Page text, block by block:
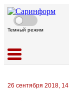
Темный режим
26 сентября 2018,